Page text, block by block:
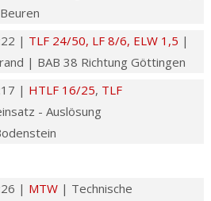
| TLF 24/50, LF 8/6, ELW 1,5 |
| BAB 38 Richtung Göttingen
| HTLF 16/25, TLF
- Auslösung
| MTW | Technische